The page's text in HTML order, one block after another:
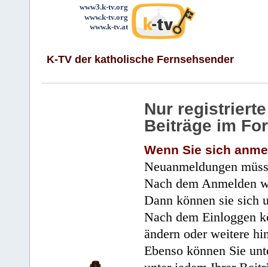
www3.k-tv.org
www.k-tv.org
www.k-tv.at
K-TV der katholische Fernsehsender
Nur
Beiträge im
Wenn Sie sich
Neuanmeldungen
Nach dem Anmelden
Dann können sie sich
Nach dem Einloggen
ändern oder weitere
Ebenso können Sie